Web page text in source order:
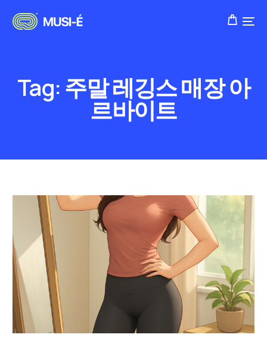
Tag:주말 레깅스 매장 아
르바이트